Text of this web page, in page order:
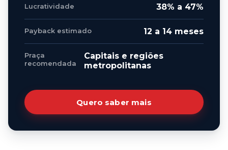
Lucratividade 38% a 47%
Payback estimado 12 a 14 meses
Praça
recomendada
Capitais e regiões
metropolitanas
Quero saber mais